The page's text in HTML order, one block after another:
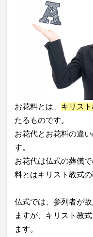
お花料とは、 キリス
たるものです。
お花代とお花料の違
す。
お花代は仏式の葬儀
料とはキリスト教式
仏式では、参列者が
ますが、キリスト教
ます。